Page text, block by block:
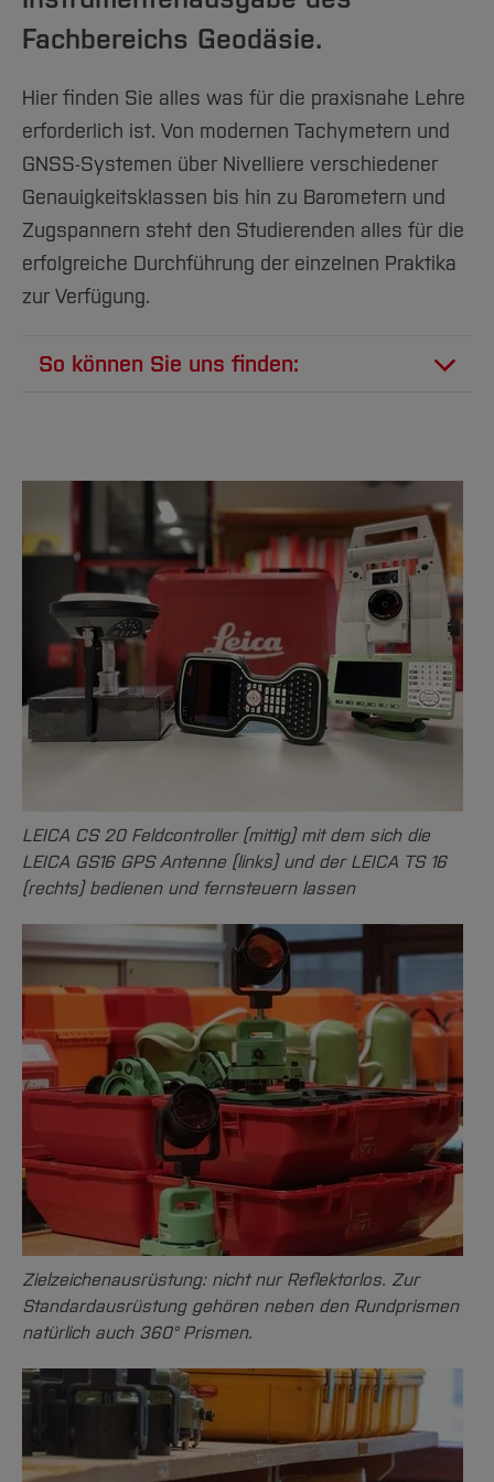
Arbeiten im FB G
Forschung und Projekte
International
Team
Service
Studiengänge
Studieninteressierte
Studium
Fachgruppen
Forschung und Entwicklung
International
Team
Service
Amtliche Bekanntmachungen
Notfall-Infos
BO Shop
Familiengerechte Hochschule
Gleichstellung
Diskriminierungsfreie Hochschule
Vertretungen
Wahlen
Hochschulbibliothek
International Office
Medienzentrum
qed-Stiftung
Zentrale Studienberatung
Labor für Physikalische Messtechnik
Fachbereichs Geodäsie.
Hier finden Sie alles was für die praxisnahe Lehre
erforderlich ist. Von modernen Tachymetern und
GNSS-Systemen über Nivelliere verschiedener
Genauigkeitsklassen bis hin zu Barometern und
Zugspannern steht den Studierenden alles für die
erfolgreiche Durchführung der einzelnen Praktika
zur Verfügung.
So können Sie uns finden:
Hinter der Information die Treppe/den
Aufzug auf die untere Ebene nehmen.
Aus dem Gebäudeteil AW austreten und
direkt gegenüber ins A-Gebäude.
Es befindet sich eine Klingel vor Ort, diese
bitte betätigen.
[Inhalt zuklappen]
LEICA CS 20 Feldcontroller (mittig) mit dem sich die
LEICA GS16 GPS Antenne (links) und der LEICA TS 16
(rechts) bedienen und fernsteuern lassen
Zielzeichenausrüstung: nicht nur Reflektorlos. Zur
Standardausrüstung gehören neben den Rundprismen
natürlich auch 360° Prismen.